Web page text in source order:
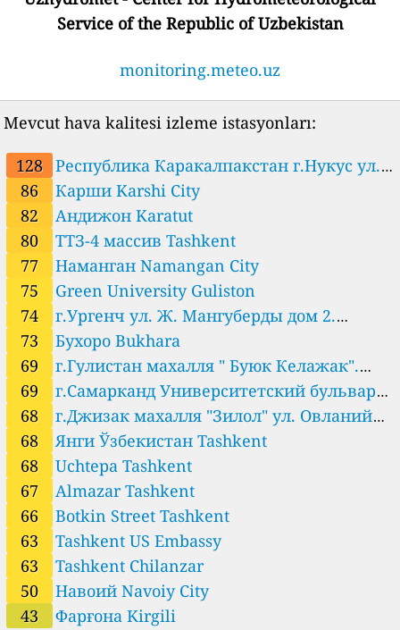
Service of the Republic of Uzbekistan
monitoring.meteo.uz
Mevcut hava kalitesi izleme istasyonları:
128
Республика Каракалпакстан г.Нукус ул.
86
Карши Karshi City
82
Андижон Karatut
80
ТТЗ-4 массив Tashkent
77
Наманган Namangan City
75
Green University Guliston
74
г.Ургенч ул. Ж. Мангуберды дом 2.
Хорезмское управление по гидрометеорологии.
Urgench
73
Бухоро Bukhara
69
г.Гулистан махалля " Буюк Келажак".
Сырдарьинское управление по
гидрометеорологии. Gulistan
69
г.Самарканд Университетский бульвар
17. Международный университет туризма и
культурного наследия. Samarkand City
68
г.Джизак махалля "Зилол" ул. Овланий
дом 2. Джизакское управление по
гидрометеорологии. Jizzakh
68
Янги Ўзбекистан Tashkent
68
Uchtepa Tashkent
67
Almazar Tashkent
66
Botkin Street Tashkent
63
Tashkent US Embassy
63
Tashkent Chilanzar
50
Навоий Navoiy City
43
Фарғона Kirgili